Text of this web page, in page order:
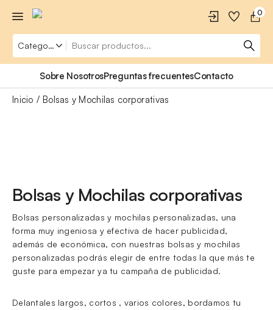
0
Sobre NosotrosPreguntas frecuentesContacto
Inicio Bolsas y Mochilas corporativas
Bolsas y Mochilas corporativas
Bolsas personalizadas y mochilas personalizadas, una
forma muy ingeniosa y efectiva de hacer publicidad,
además de económica, con nuestras bolsas y mochilas
personalizadas podrás elegir de entre todas la que más te
guste para empezar ya tu campaña de publicidad.
Delantales largos, cortos , varios colores, bordamos tu